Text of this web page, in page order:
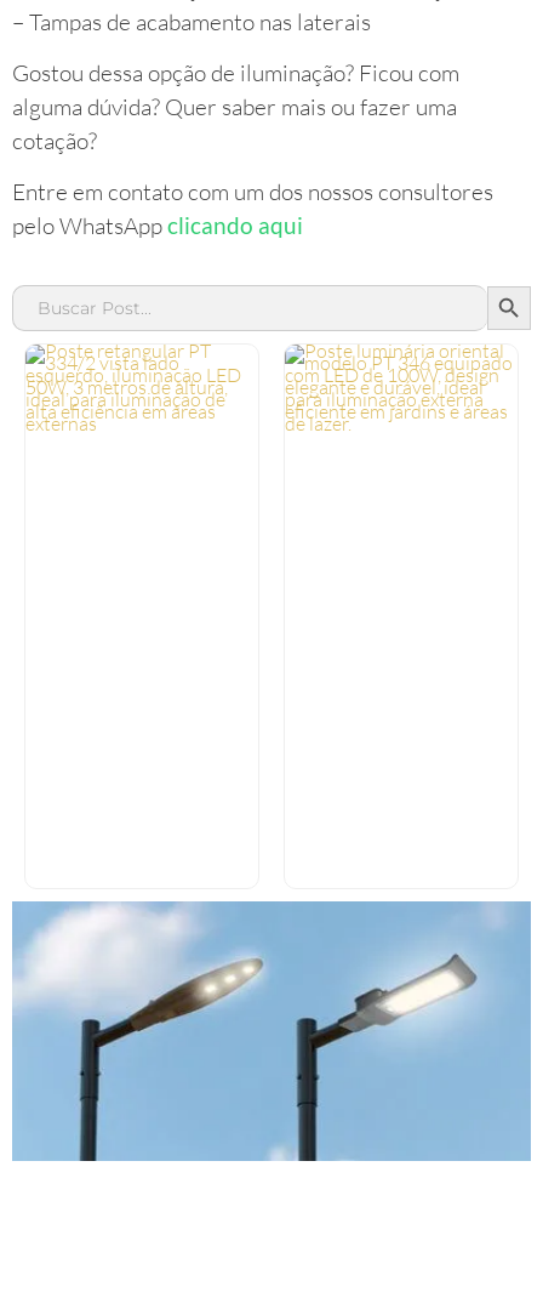
– Tampas de acabamento nas laterais
Gostou dessa opção de iluminação? Ficou com
alguma dúvida? Quer saber mais ou fazer uma
cotação?
Entre em contato com um dos nossos consultores
pelo WhatsAppclicando aqui
Search
for: